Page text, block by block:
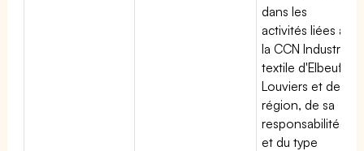
dans les
activités liées à
la CCN Industrie
textile d'Elbeuf,
Louviers et de la
région, de sa
responsabilité
et du type